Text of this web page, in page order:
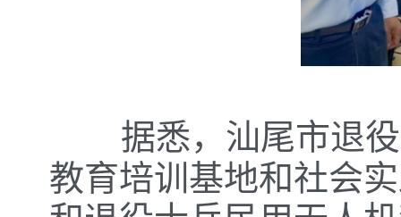
据悉，汕尾市退役
教育培训基地和社会